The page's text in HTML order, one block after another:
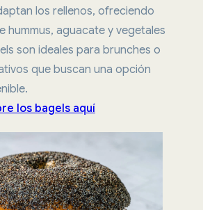
los rellenos, ofreciendo
hummus, aguacate y vegetales
son ideales para brunches o
que buscan una opción
los bagels aquí